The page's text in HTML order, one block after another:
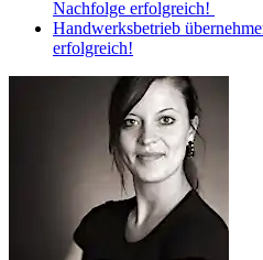
Nachfolge erfolgreich!
Handwerksbetrieb
erfolgreich!